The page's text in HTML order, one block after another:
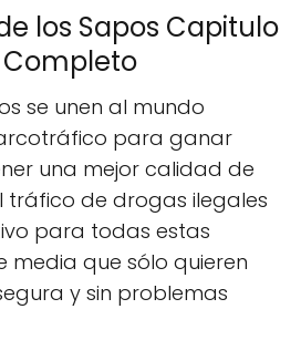
los Sapos Capitulo
Completo
se unen al mundo
para ganar
una mejor calidad de
tráfico de drogas ilegales
para todas estas
media que sólo quieren
y sin problemas